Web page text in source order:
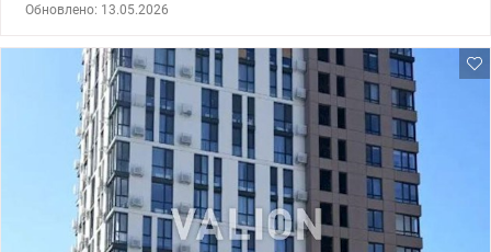
Кухня - гостиная: 50 м² Спальни: 14,1 м², 14,3 м² и 14,8 м² 6 этаж
из 7. Удобное расположение в центре комплекса, улучшенная
входная группа (файная PLUS), близкое расположение с
паркингом и спортивной зоной. Концепция ЖК Файна Таун – это
город в городе, круглосуточная охрана, видеонаблюдение,
закрытая территория комплекса и концепция двор без машин.
На территории прекрасно развита инфраструктура: различные
спортивные зоны, зона BBQ, гимназия А+ и торговый центр. Уже
открыто два летних бассейна для взрослых и детей. Сердце
Обновлено: 13.05.2026